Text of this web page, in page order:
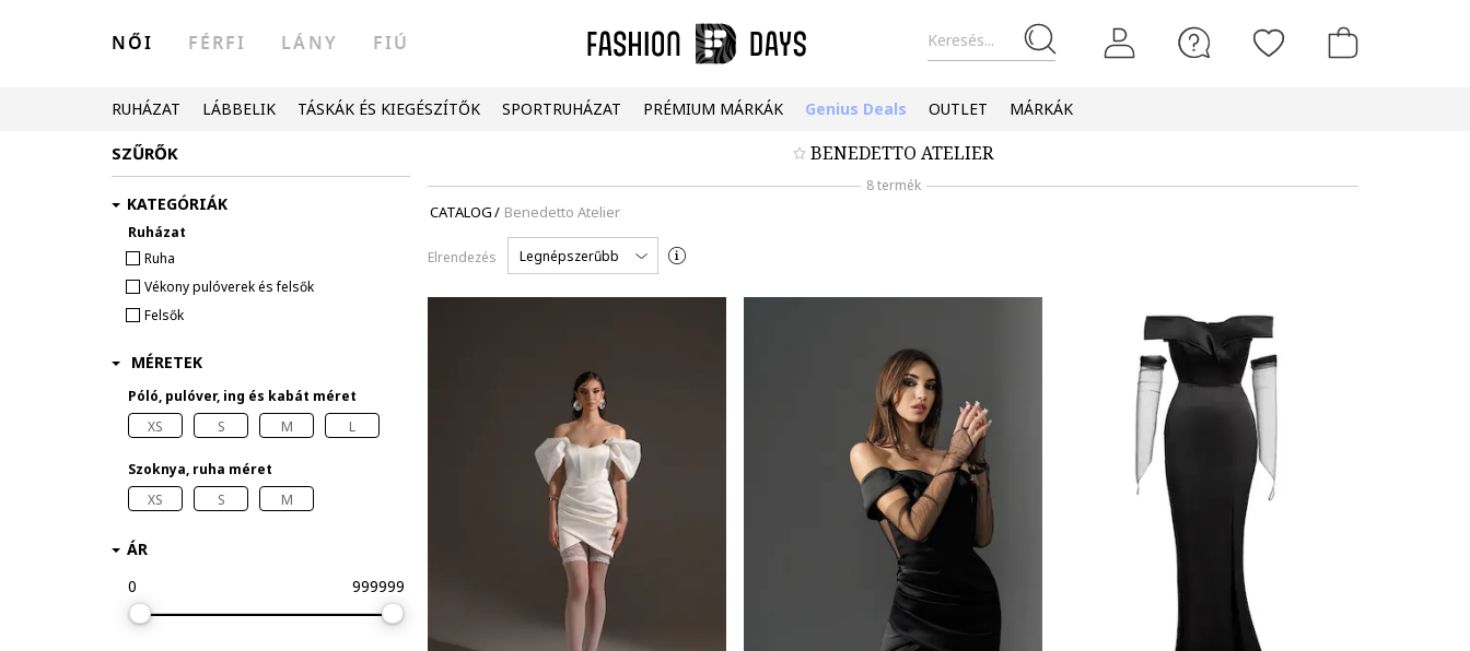
Keresés...
NŐI FÉRFI LÁNY FIÚ
RUHÁZAT LÁBBELIK TÁSKÁK ÉS KIEGÉSZÍTŐK SPORTRUHÁZAT PRÉMIUM MÁRKÁK Genius Deals OUTLET MÁRKÁK
BENEDETTO ATELIER
8 termék
CATALOG/ Benedetto Atelier
Elrendezés Legnépszerűbb
SZŰRŐK
KATEGÓRIÁK
Ruházat
Ruha
Vékony pulóverek és felsők
Felsők
MÉRETEK
Póló, pulóver, ing és kabát méret
XS
S M L
Szoknya, ruha méret
XS
S M
ÁR
0
999999